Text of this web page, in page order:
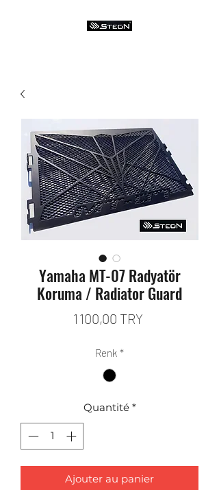
Yamaha MT-07 Radyatör
Koruma / Radiator Guard
1 100,00 TRYPrix
Renk *
Quantité *
Ajouter au panier